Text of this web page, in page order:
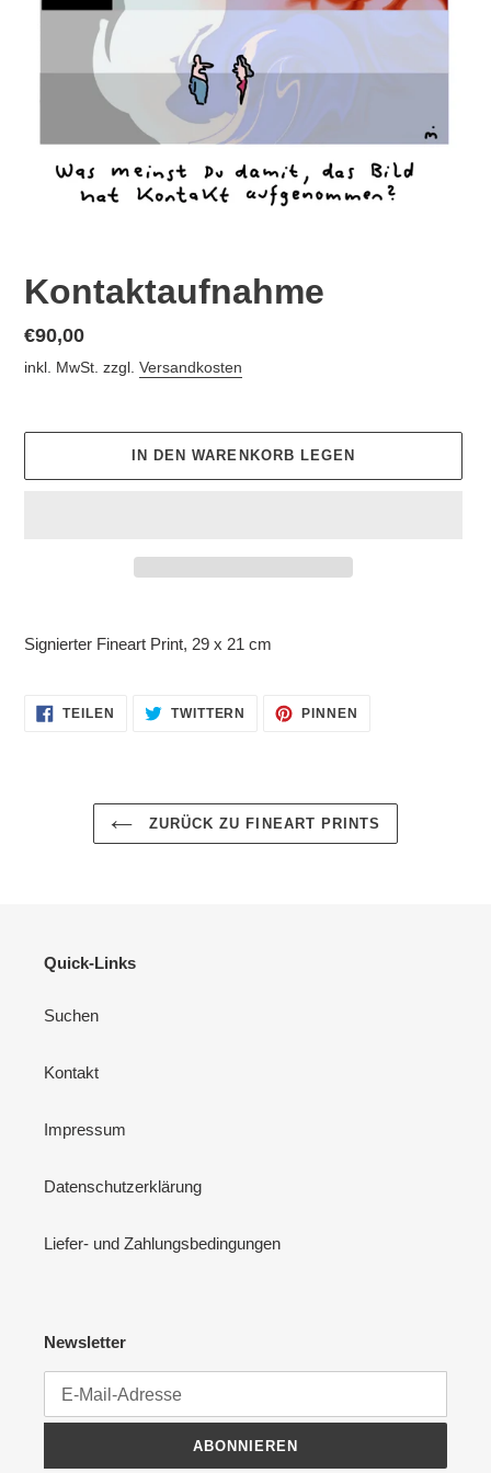
Kontaktaufnahme
Normaler
Preis
€90,00
inkl. MwSt. zzgl. Versandkosten
IN DEN WARENKORB LEGEN
zum
hinzugefügt
Signierter Fineart Print, 29 x 21 cm
TEILEN
FACEBOOK
TWITTERN
AUF
TWITTER
PINNEN
ZURÜCK ZU FINEART PRINTS
Quick-Links
Suchen
Kontakt
Impressum
Datenschutzerklärung
Liefer- und Zahlungsbedingungen
Newsletter
ABONNIEREN